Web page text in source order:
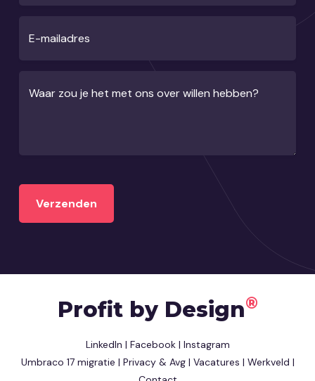
E-mailadres
Waar zou je het met ons over willen hebben?
Profit by Design®
LinkedIn | Facebook| Instagram
Umbraco 17 migratie | Privacy & Avg| Vacatures | Werkveld |